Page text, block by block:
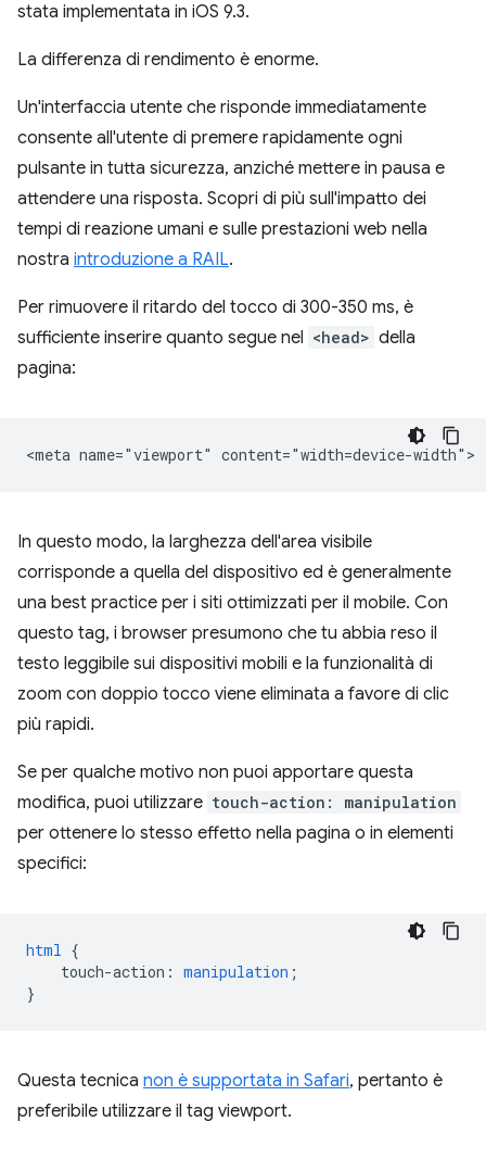
stata implementata in iOS 9.3.
La differenza di rendimento è enorme.
Un'interfaccia utente che risponde immediatamente
consente all'utente di premere rapidamente ogni
pulsante in tutta sicurezza, anziché mettere in pausa e
attendere una risposta. Scopri di più sull'impatto dei
tempi di reazione umani e sulle prestazioni web nella
nostra introduzione a RAIL.
Per rimuovere il ritardo del tocco di 300-350 ms, è
sufficiente inserire quanto segue nel <head> della
pagina:
In questo modo, la larghezza dell'area visibile
corrisponde a quella del dispositivo ed è generalmente
una best practice per i siti ottimizzati per il mobile. Con
questo tag, i browser presumono che tu abbia reso il
testo leggibile sui dispositivi mobili e la funzionalità di
zoom con doppio tocco viene eliminata a favore di clic
più rapidi.
Se per qualche motivo non puoi apportare questa
modifica, puoi utilizzare touch-action: manipulation
per ottenere lo stesso effetto nella pagina o in elementi
specifici:
html {
touch-action : manipulation ;
}
Questa tecnica non è supportata in Safari, pertanto è
preferibile utilizzare il tag viewport.